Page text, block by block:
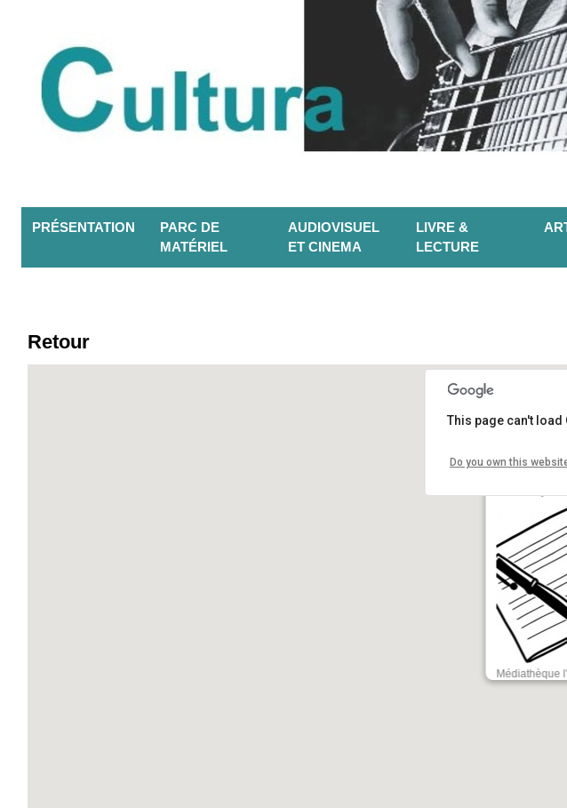
PRÉSENTATION
PARC DE
MATÉRIEL
AUDIOVISUEL
ET CINEMA
LIVRE &
LECTURE
Retour
Atelier
Biancarelli -
Médiathèque
This page can't
Do you own this